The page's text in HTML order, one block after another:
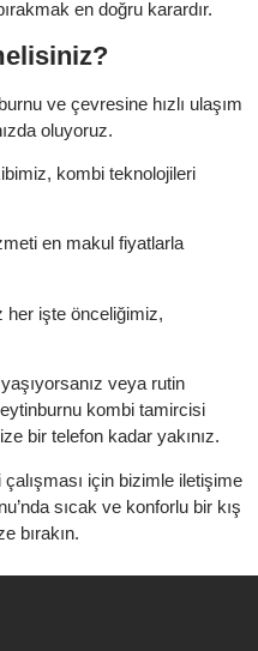
en doğru karardır.
ve çevresine hızlı ulaşım
oluyoruz.
kombi teknolojileri
en makul fiyatlarla
her işte önceliğimiz,
veya rutin
kombi tamircisi
bir telefon kadar yakınız.
için bizimle iletişime
sıcak ve konforlu bir kış
bırakın.